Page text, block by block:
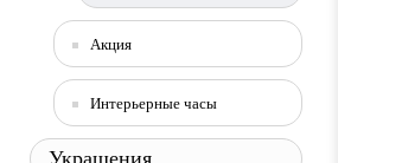
Акция
Интерьерные часы
Украшения